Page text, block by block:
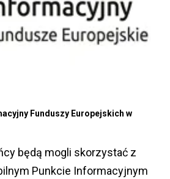
Funduszy Europejskich w
będą mogli skorzystać z
Punkcie Informacyjnym